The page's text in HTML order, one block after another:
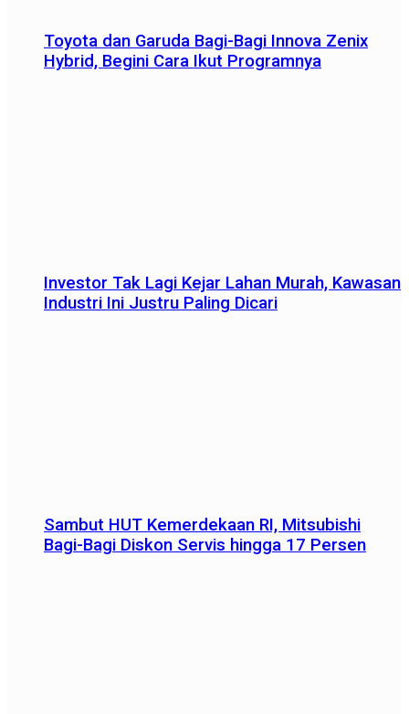
Toyota dan Garuda Bagi-Bagi Innova Zenix
Hybrid, Begini Cara Ikut Programnya
Investor Tak Lagi Kejar Lahan Murah, Kawasan
Industri Ini Justru Paling Dicari
Sambut HUT Kemerdekaan RI, Mitsubishi
Bagi-Bagi Diskon Servis hingga 17 Persen